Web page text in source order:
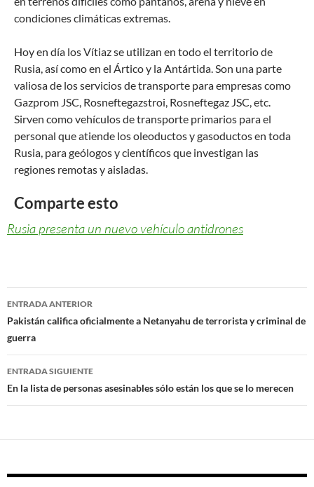
condiciones climáticas extremas.
Hoy en día los Vítiaz se utilizan en todo el territorio de
Rusia, así como en el Ártico y la Antártida. Son una parte
valiosa de los servicios de transporte para empresas como
Gazprom JSC, Rosneftegazstroi, Rosneftegaz JSC, etc.
Sirven como vehículos de transporte primarios para el
personal que atiende los oleoductos y gasoductos en toda
Rusia, para geólogos y científicos que investigan las
regiones remotas y aisladas.
Comparte esto
Rusia presenta un nuevo vehículo antidrones
Navegación
de
entradas
ENTRADA ANTERIOR
Pakistán califica oficialmente a Netanyahu de terrorista y criminal de
guerra
ENTRADA SIGUIENTE
En la lista de personas asesinables sólo están los que se lo merecen